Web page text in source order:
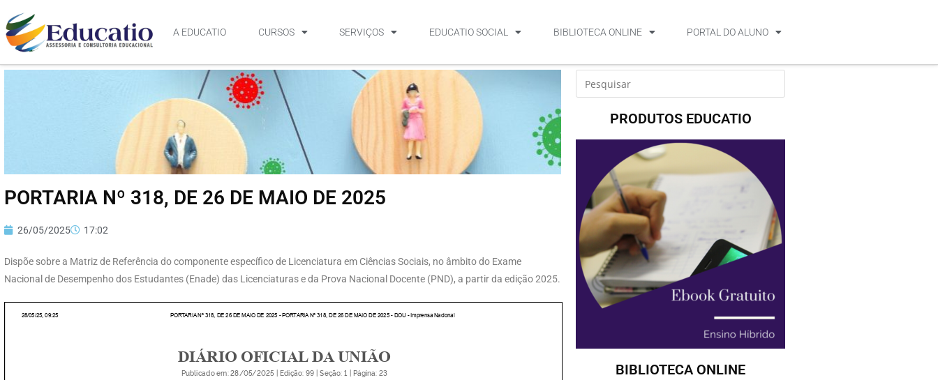
A EDUCATIO CURSOS SERVIÇOS EDUCATIO SOCIAL BIBLIOTECA ONLINE PORTAL DO ALUNO
PORTARIA Nº 318, DE 26 DE MAIO DE 2025
26/05/2025 17:02
Dispõe sobre a Matriz de Referência do componente específico de Licenciatura em Ciências Sociais, no âmbito do Exame
Nacional de Desempenho dos Estudantes (Enade) das Licenciaturas e da Prova Nacional Docente (PND), a partir da edição 2025.
PRODUTOS EDUCATIO
BIBLIOTECA ONLINE